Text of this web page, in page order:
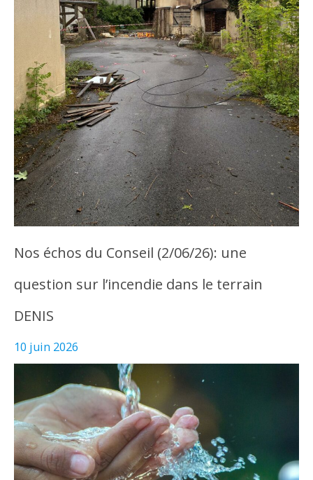
Nos échos du Conseil (2/06/26): une
question sur l’incendie dans le terrain
DENIS
10 juin 2026